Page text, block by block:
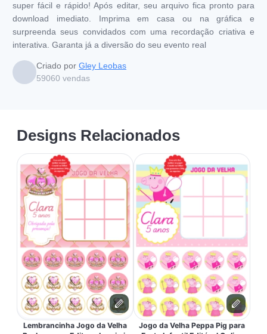
super fácil e rápido! Após editar, seu arquivo fica pronto para
download imediato. Imprima em casa ou na gráfica e
surpreenda seus convidados com uma recordação criativa e
interativa. Garanta já a diversão do seu evento real
Criado por Gley Leobas
59060 vendas
Designs Relacionados
Lembrancinha Jogo da Velha
Jogo da Velha Peppa Pig para